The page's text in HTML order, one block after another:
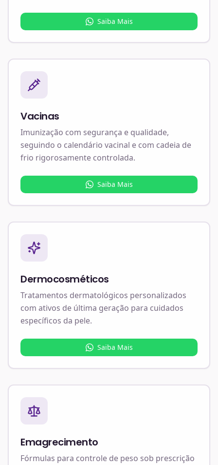
Saiba Mais
Vacinas
Imunização com segurança e qualidade,
seguindo o calendário vacinal e com cadeia de
frio rigorosamente controlada.
Saiba Mais
Dermocosméticos
Tratamentos dermatológicos personalizados
com ativos de última geração para cuidados
específicos da pele.
Saiba Mais
Emagrecimento
Fórmulas para controle de peso sob prescrição